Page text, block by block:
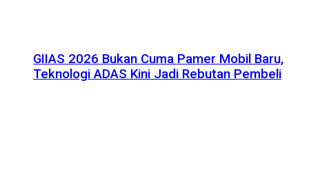
GIIAS 2026 Bukan Cuma Pamer Mobil Baru,
Teknologi ADAS Kini Jadi Rebutan Pembeli